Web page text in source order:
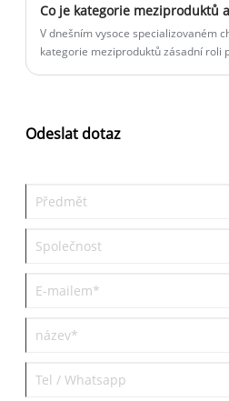
až po komerční zakázky.
V dnešním vysoce specializovaném
kategorie meziproduktů zásadní roli
škálovatelnost napříč
Odeslat dotaz